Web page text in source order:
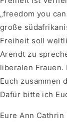
„freedom you
große
Freiheit soll
Arendt zu
liberalen
Euch zusammen
Dafür bitte ich
Eure Ann Cathrin